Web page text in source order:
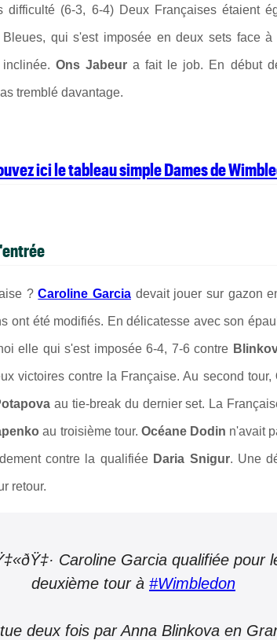
difficulté (6-3, 6-4) Deux Françaises étaient
qui s'est imposée en deux sets face à
Ons Jabeura fait le job. En début
tremblé davantage.
ici le tableau simple Dames de
? Caroline Garcia devait jouer sur gazon
ont été modifiés. En délicatesse avec son
elle qui s'est imposée 6-4, 7-6 contre
victoires contre la Française. Au second tour,
au tie-break du dernier set. La
au troisième tour. Océane Dodin n'avait
contre la qualifiée Daria Snigur. Une
retour.
Caroline Garcia qualifiée pour
deuxième tour à #Wimbledon
deux fois par Anna Blinkova en